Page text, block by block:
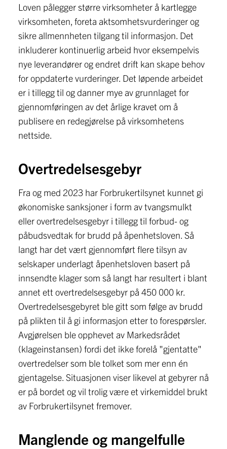
Loven pålegger større virksomheter å kartlegge
virksomheten, foreta aktsomhetsvurderinger og
sikre allmennheten tilgang til informasjon. Det
inkluderer kontinuerlig arbeid hvor eksempelvis
nye leverandører og endret drift kan skape behov
for oppdaterte vurderinger. Det løpende arbeidet
er i tillegg til og danner mye av grunnlaget for
gjennomføringen av det årlige kravet om å
publisere en redegjørelse på virksomhetens
nettside.
Overtredelsesgebyr
Fra og med 2023 har Forbrukertilsynet kunnet gi
økonomiske sanksjoner i form av tvangsmulkt
eller overtredelsesgebyr i tillegg til forbud- og
påbudsvedtak for brudd på åpenhetsloven. Så
langt har det vært gjennomført flere tilsyn av
selskaper underlagt åpenhetsloven basert på
innsendte klager som så langt har resultert i blant
annet ett overtredelsesgebyr på 450 000 kr.
Overtredelsesgebyret ble gitt som følge av brudd
på plikten til å gi informasjon etter to forespørsler.
Avgjørelsen ble opphevet av Markedsrådet
(klageinstansen) fordi det ikke forelå "gjentatte"
overtredelser som ble tolket som mer enn én
gjentagelse. Situasjonen viser likevel at gebyrer nå
er på bordet og vil trolig være et virkemiddel brukt
av Forbrukertilsynet fremover.
Manglende og mangelfulle